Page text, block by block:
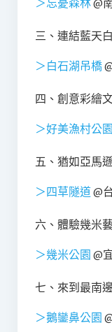
＞忘憂森林@
三、連結藍天
＞白石湖吊橋
四、創意彩繪
＞好美漁村公園
五、猶如亞馬
＞四草隧道@
六、體驗幾米
＞幾米公園 @
七、來到最南
＞鵝鑾鼻公園